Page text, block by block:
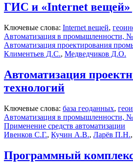
ГИС и «Internet
Ключевые слова: Internet вещей,
Автоматизация в промышленности,
Автоматизация проектирования
Климентьев Д.С., Медведчиков Д.О.
Автоматизация
технологий
Ключевые слова: база геоданных,
Автоматизация в промышленности,
Применение средств автоматизации
Ивенков С.Г., Кучин А.В., Ларёв П.Н.,
Программный